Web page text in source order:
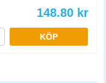
148.80 kr
KÖP